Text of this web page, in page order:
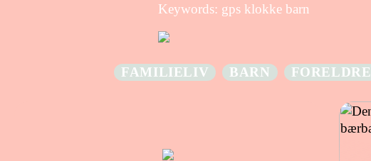
Keywords: gps klokke barn
FAMILIELIV BARN FORELDRE